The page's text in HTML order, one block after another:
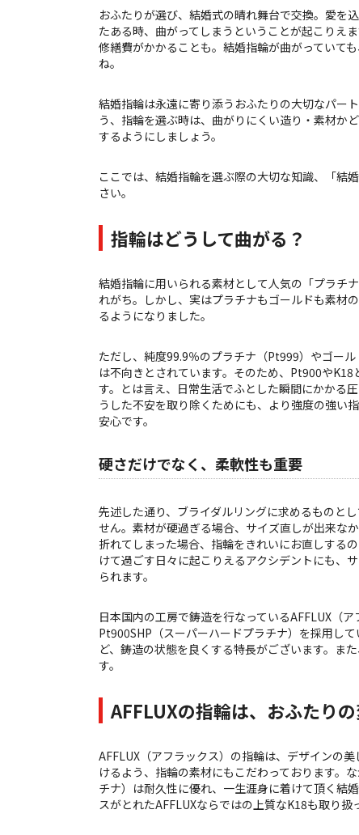
おふたりが選び、結婚式の晴れ舞台で交換。愛を
たある時、曲がってしまうということが起こりえ
修繕費がかかることも。結婚指輪が曲がっていて
ね。
結婚指輪は永遠に寄り添うおふたりの大切なパー
う、指輪を選ぶ時は、曲がりにくい造り・素材か
するようにしましょう。
ここでは、結婚指輪を選ぶ際の大切な知識、「結
さい。
指輪はどうして曲がる？
結婚指輪に用いられる素材として人気の「プラチ
れがち。しかし、実はプラチナもゴールドも素材
るようになりました。
ただし、純度99.9％のプラチナ（Pt999）やゴー
は不向きとされています。そのため、Pt900や
す。とは言え、日常生活でふとした瞬間にかかる
うした不安を取り除くためにも、より強度の強い
安心です。
硬さだけでなく、柔軟性も重要
先述した通り、ブライダルリングに求めるものと
せん。素材が硬過ぎる場合、サイズ直しが出来な
折れてしまった場合、指輪をきれいにお直しする
けて過ごす日々に起こりえるアクシデントにも、
られます。
日本国内の工房で鋳造を行なっているAFFLUX（
Pt900SHP（スーパーハードプラチナ）を採用し
ど、鋳造の状態を良くする特長がございます。ま
す。
AFFLUXの指輪は、おふたり
AFFLUX（アフラックス）の指輪は、デザインの
けるよう、指輪の素材にもこだわっております。
チナ）は耐久性に優れ、一生涯身に着けて頂く結
スがとれたAFFLUXならではの上質なK18も取り扱